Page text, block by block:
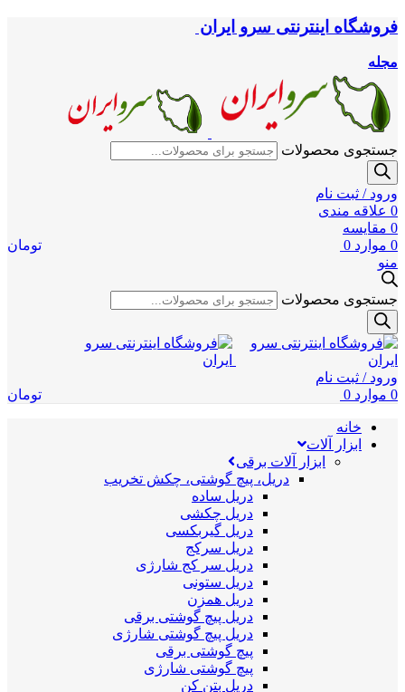
فروشگاه اینترنتی سرو ایران
مجله
جستجوی محصولات
ورود / ثبت نام
0 علاقه مندی
0 مقایسه
0 موارد 0
تومان
منو
جستجوی محصولات
ورود / ثبت نام
0 موارد 0 تومان
خانه
ابزار آلات
ابزار آلات برقی
دریل، پیچ گوشتی، چکش تخریب
دریل ساده
دریل چکشی
دریل گیربکسی
دریل سرکج
دریل سر کج شارژی
دریل ستونی
دریل همزن
دریل پیچ گوشتی برقی
دریل پیچ گوشتی شارژی
پیچ گوشتی برقی
پیچ گوشتی شارژی
دریل بتن کن